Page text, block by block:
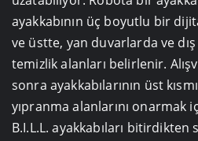
ayakkabının üç boyutlu bir
ve üstte, yan duvarlarda ve dış
temizlik alanları belirlenir.
sonra ayakkabılarının üst
yıpranma alanlarını onarmak
B.I.L.L. ayakkabıları